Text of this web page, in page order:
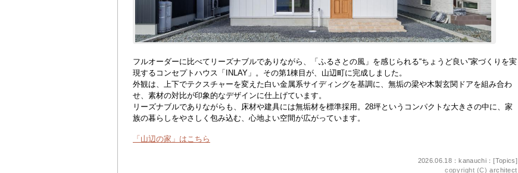
フルオーダーに比べてリーズナブルでありながら、「ふるさとの風」を感じられる“ちょうど良い”家づくりを実
現するコンセプトハウス「INLAY」。その第1棟目が、山辺町に完成しました。
外観は、上下でテクスチャーを変えた白い金属系サイディングを基調に、無垢の梁や木製玄関ドアを組み合わ
せ、素材の対比が印象的なデザインに仕上げています。
リーズナブルでありながらも、床材や建具には無垢材を標準採用。28坪というコンパクトな大きさの中に、家
族の暮らしをやさしく包み込む、心地よい空間が広がっています。
「山辺の家」はこちら
2026.06.18：kanauchi：[Topics]
copyright (C)architect